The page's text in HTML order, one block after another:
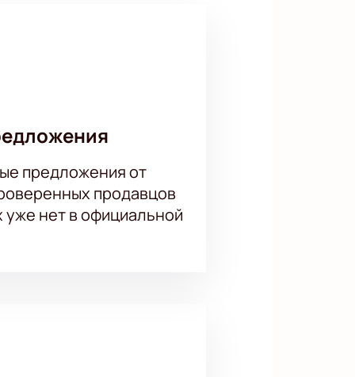
предложения от
продавцов
нет в официальной